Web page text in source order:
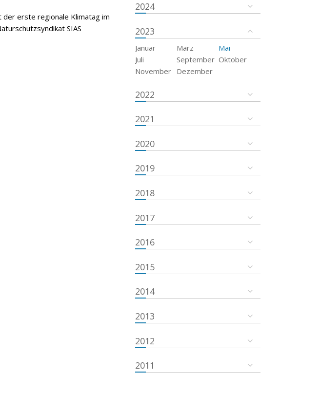
der erste regionale Klimatag im
SIAS
2024
2023
Januar März
Mai
Juli
September Oktober
November
Dezember
2022
2021
2020
2019
2018
2017
2016
2015
2014
2013
2012
2011